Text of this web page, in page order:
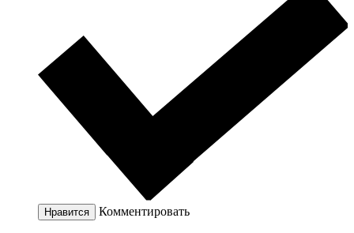
Нравится Комментировать